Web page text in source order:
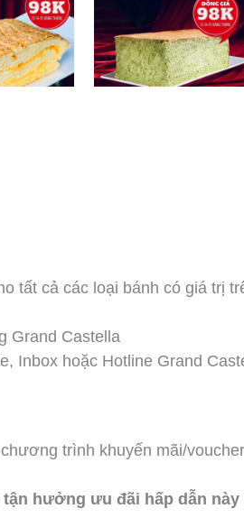
tất cả các loại bánh có giá trị
Grand Castella
Inbox hoặc Hotline Grand
trình khuyến mãi/
hưởng ưu đãi hấp dẫn này